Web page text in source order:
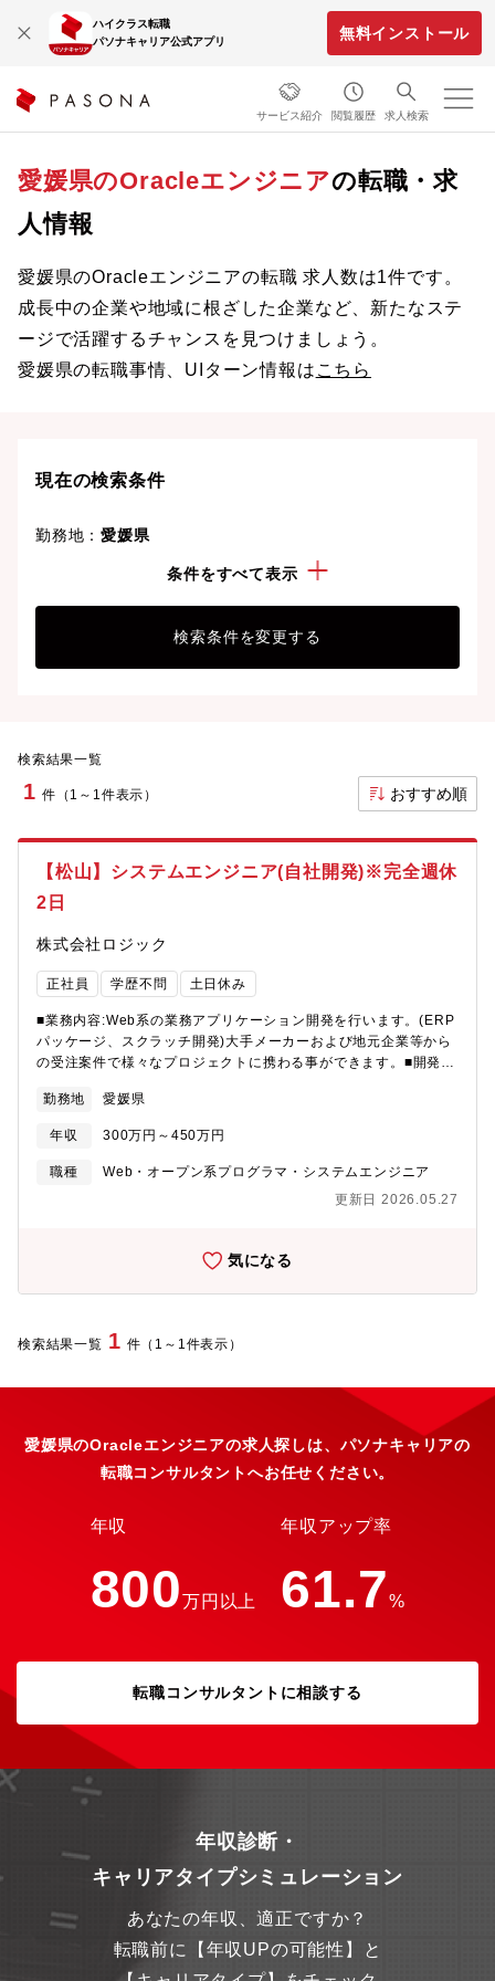
ハイクラス転職
パソナキャリア公式アプリ
無料インストール
サービス紹介 閲覧履歴 求人検索
愛媛県のOracleエンジニアの転職・求
人情報
愛媛県のOracleエンジニアの転職 求人数は1件です。
成長中の企業や地域に根ざした企業など、新たなステ
ージで活躍するチャンスを見つけましょう。
愛媛県の転職事情、UIターン情報は こちら
現在の検索条件
勤務地：愛媛県
Oracle
条件をすべて表示
検索条件を変更する
検索結果一覧
1 件（1～1件表示） おすすめ順
【松山】システムエンジニア(自社開発)※完全週休
2日
株式会社ロジック
正社員 学歴不問 土日休み
■業務内容:Web系の業務アプリケーション開発を行います。(ERP
パッケージ、スクラッチ開発)大手メーカーおよび地元企業等から
の受注案件で様々なプロジェクトに携わる事ができます。■開発環
Oracle , SQLServer , Access系 , MySQL ,PostgreSQL◇ERPパ
ッケージ : GRANDIT■担当フェーズ : 要件定義・基本設計・詳細
設計・テスト・運用保守までスキルに応じておこなって頂きま
す。■組織構成 : 松山支店のエンジニアは総数12名 (ERPグルー
性6:女性4 女性も多く活躍しています)■就業補足 : 就業場所につい
的には自社内開発をメインとしておりますが場合により常駐もあ
勤務地 愛媛県
年収 300万円～450万円
職種
Web・オープン系プログラマ・システムエンジニア
更新日 2026.05.27
気になる
検索結果一覧 1 件（1～1件表示）
愛媛県のOracleエンジニアの求人探しは、パソナキャリアの
転職コンサルタントへお任せください。
年収
800万円以上
年収アップ率
61.7%
転職コンサルタントに相談する
年収診断・
キャリアタイプシミュレーション
あなたの年収、適正ですか？
転職前に【年収UPの可能性】と